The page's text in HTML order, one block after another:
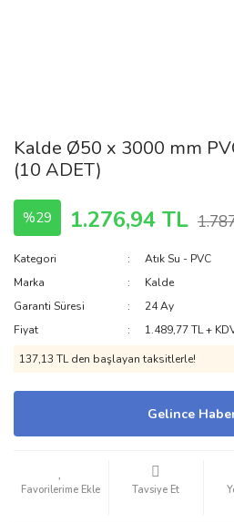
Kalde Ø50 x 3000 mm
(10 ADET)
%29 1.276,94 TL
Kategori
Atık Su - PVC
Marka
Kalde
Garanti Süresi
24 Ay
Fiyat
1.489,77 TL +
137,13 TL den başlayan taksitlerle!
Gelince
Tavsiye Et